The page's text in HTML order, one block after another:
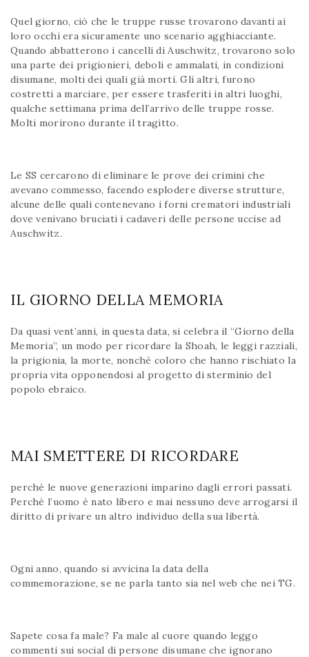
Quel giorno, ciò che le truppe russe trovarono davanti ai
loro occhi era sicuramente uno scenario agghiacciante.
Quando abbatterono i cancelli di Auschwitz, trovarono solo
una parte dei prigionieri, deboli e ammalati, in condizioni
disumane, molti dei quali già morti. Gli altri, furono
costretti a marciare, per essere trasferiti in altri luoghi,
qualche settimana prima dell’arrivo delle truppe rosse.
Molti morirono durante il tragitto.
Le SS cercarono di eliminare le prove dei crimini che
avevano commesso, facendo esplodere diverse strutture,
alcune delle quali contenevano i forni crematori industriali
dove venivano bruciati i cadaveri delle persone uccise ad
Auschwitz.
IL GIORNO DELLA MEMORIA
Da quasi vent’anni, in questa data, si celebra il “Giorno della
Memoria”, un modo per ricordare la Shoah, le leggi razziali,
la prigionia, la morte, nonchè coloro che hanno rischiato la
propria vita opponendosi al progetto di sterminio del
popolo ebraico.
MAI SMETTERE DI RICORDARE
perché le nuove generazioni imparino dagli errori passati.
Perché l’uomo è nato libero e mai nessuno deve arrogarsi il
diritto di privare un altro individuo della sua libertà.
Ogni anno, quando si avvicina la data della
commemorazione, se ne parla tanto sia nel web che nei TG.
Sapete cosa fa male? Fa male al cuore quando leggo
commenti sui social di persone disumane che ignorano